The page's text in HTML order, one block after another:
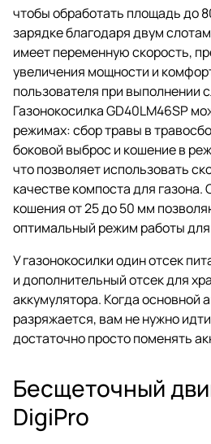
чтобы обработать площадь до
зарядке благодаря двум
имеет переменную скорость,
увеличения мощности и
пользователя при выполнении
Газонокосилка GD40LM46SP
режимах: сбор травы в
боковой выброс и кошение в
что позволяет использовать
качестве компоста для
кошения от 25 до 50 мм
оптимальный режим работы
У газонокосилки один отсек
и дополнительный отсек для
аккумулятора. Когда основной
разряжается, вам не нужно
достаточно просто поменять
Бесщеточный
DigiPro